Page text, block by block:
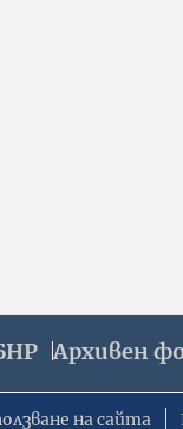
Архивен
на сайта